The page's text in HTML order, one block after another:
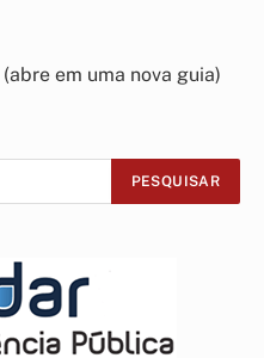
(abre em uma nova guia)